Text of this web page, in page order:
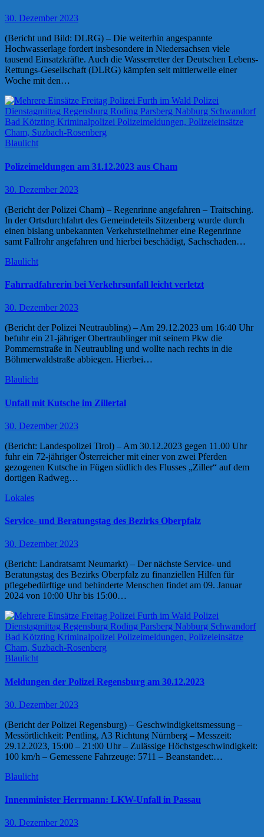
30. Dezember 2023
(Bericht und Bild: DLRG) – Die weiterhin angespannte
Hochwasserlage fordert insbesondere in Niedersachsen viele
tausend Einsatzkräfte. Auch die Wasserretter der Deutschen Lebens-
Rettungs-Gesellschaft (DLRG) kämpfen seit mittlerweile einer
Woche mit den…
Blaulicht
Polizeimeldungen am 31.12.2023 aus Cham
30. Dezember 2023
(Bericht der Polizei Cham) – Regenrinne angefahren – Traitsching.
In der Ortsdurchfahrt des Gemeindeteils Sitzenberg wurde durch
einen bislang unbekannten Verkehrsteilnehmer eine Regenrinne
samt Fallrohr angefahren und hierbei beschädigt, Sachschaden…
Blaulicht
Fahrradfahrerin bei Verkehrsunfall leicht verletzt
30. Dezember 2023
(Bericht der Polizei Neutraubling) – Am 29.12.2023 um 16:40 Uhr
befuhr ein 21-jähriger Obertraublinger mit seinem Pkw die
Pommernstraße in Neutraubling und wollte nach rechts in die
Böhmerwaldstraße abbiegen. Hierbei…
Blaulicht
Unfall mit Kutsche im Zillertal
30. Dezember 2023
(Bericht: Landespolizei Tirol) – Am 30.12.2023 gegen 11.00 Uhr
fuhr ein 72-jähriger Österreicher mit einer von zwei Pferden
gezogenen Kutsche in Fügen südlich des Flusses „Ziller“ auf dem
dortigen Radweg…
Lokales
Service- und Beratungstag des Bezirks Oberpfalz
30. Dezember 2023
(Bericht: Landratsamt Neumarkt) – Der nächste Service- und
Beratungstag des Bezirks Oberpfalz zu finanziellen Hilfen für
pflegebedürftige und behinderte Menschen findet am 09. Januar
2024 von 10:00 Uhr bis 15:00…
Blaulicht
Meldungen der Polizei Regensburg am 30.12.2023
30. Dezember 2023
(Bericht der Polizei Regensburg) – Geschwindigkeitsmessung –
Messörtlichkeit: Pentling, A3 Richtung Nürnberg – Messzeit:
29.12.2023, 15:00 – 21:00 Uhr – Zulässige Höchstgeschwindigkeit:
100 km/h – Gemessene Fahrzeuge: 5711 – Beanstandet:…
Blaulicht
Innenminister Herrmann: LKW-Unfall in Passau
30. Dezember 2023